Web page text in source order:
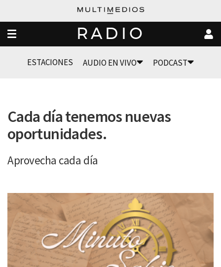
RADIO
ESTACIONES AUDIO EN VIVO PODCAST
Cada día tenemos nuevas
oportunidades.
Aprovecha cada día